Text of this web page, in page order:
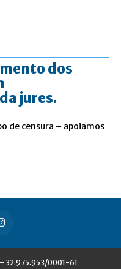
dos
jures.
de censura – apoiamos
– 32.975.953/0001-61